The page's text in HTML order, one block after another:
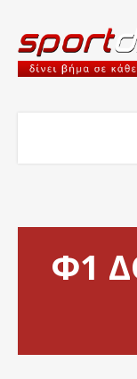
Φ1